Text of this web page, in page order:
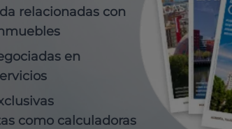
relacionadas con
en
como calculadoras